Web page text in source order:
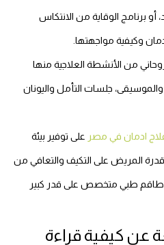
أو برنامج الوقاية من الانتكاس
وكيفية مواجهتها.
من الأنشطة العلاجية منها
والموسيقى، جلسات التأمل واليونان
ادمان في مصر على توفير بيئة
المريض على التكيف والتعافي من
وطاقم طبي متخصص على قدر كبير
عن كيفية قراءة